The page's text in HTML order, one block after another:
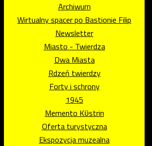
Archiwum
Wirtualny spacer po Bastionie Filip
Newsletter
Miasto - Twierdza
Dwa Miasta
Rdzeń twierdzy
Forty i schrony
1945
Memento Kϋstrin
Oferta turystyczna
Ekspozycja muzealna